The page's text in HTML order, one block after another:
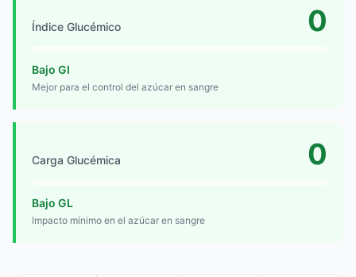
Índice Glucémico 0
Bajo GI
Mejor para el control del azúcar en sangre
Carga Glucémica 0
Bajo GL
Impacto mínimo en el azúcar en sangre